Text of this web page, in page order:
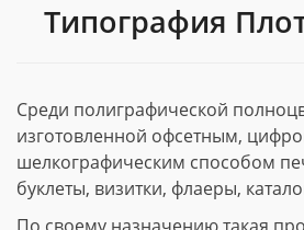
Типография
Среди полиграфической
изготовленной офсетным,
шелкографическим способом
буклеты, визитки, флаеры,